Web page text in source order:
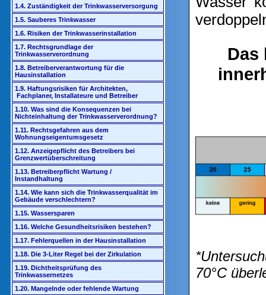
1.4. Zuständigkeit der Trinkwasserversorgung
1.5. Sauberes Trinkwasser
1.6. Risiken der Trinkwasserinstallation
1.7. Rechtsgrundlage der
Trinkwasserverordnung
1.8. Betreiberverantwortung für die
Hausinstallation
1.9. Haftungsrisiken für Architekten,
Fachplaner, Installateure und Betreiber
1.10. Was sind die Konsequenzen bei
Nichteinhaltung der Trinkwasserverordnung?
1.11. Rechtsgefahren aus dem
Wohnungseigentumsgesetz
1.12. Anzeigepflicht des Betreibers bei
Grenzwertüberschreitung
1.13. Betreiberpflicht Wartung /
Instandhaltung
1.14. Wie kann sich die Trinkwasserqualität im
Gebäude verschlechtern?
1.15. Wassersparen
1.16. Welche Gesundheitsrisiken bestehen?
1.17. Fehlerquellen in der Hausinstallation
1.18. Die 3-Liter Regel bei der Zirkulation
1.19. Dichtheitsprüfung des
Trinkwassernetzes
1.20. Mangelnde oder fehlende Wartung
Das
70°C